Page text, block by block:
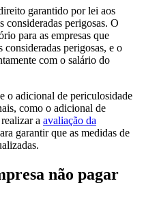
garantido por lei aos
consideradas perigosas. O
para as empresas que
consideradas perigosas, e o
com o salário do
o adicional de periculosidade
como o adicional de
a avaliação da
garantir que as medidas de
não pagar